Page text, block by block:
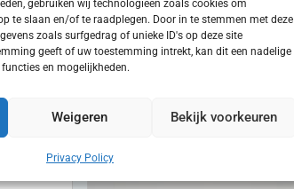
gebruiken wij technologieën zoals cookies om
te slaan en/of te raadplegen. Door in te stemmen met deze
zoals surfgedrag of unieke ID's op deze site
geeft of uw toestemming intrekt, kan dit een nadelige
en mogelijkheden.
Weigeren Bekijk voorkeuren
Privacy Policy